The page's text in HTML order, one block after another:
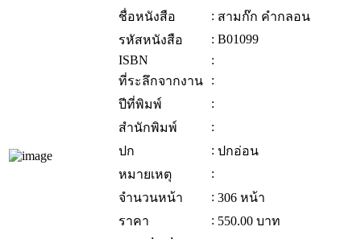
ชื่อหนังสือ : สามก๊ก คำกลอน
รหัสหนังสือ
: B01099
ISBN
:
ที่ระลึกจากงาน
:
ปีที่พิมพ์
:
สำนักพิมพ์
:
ปก
: ปกอ่อน
หมายเหตุ
:
จำนวนหน้า
: 306 หน้า
ราคา
: 550.00 บาท